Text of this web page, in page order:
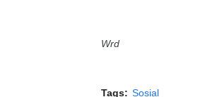
Wrd
Tags: Sosial